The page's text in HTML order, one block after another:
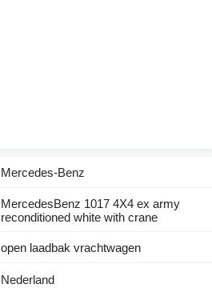
Mercedes-Benz
MercedesBenz 1017 4X4 ex army
reconditioned white with crane
open laadbak vrachtwagen
Nederland